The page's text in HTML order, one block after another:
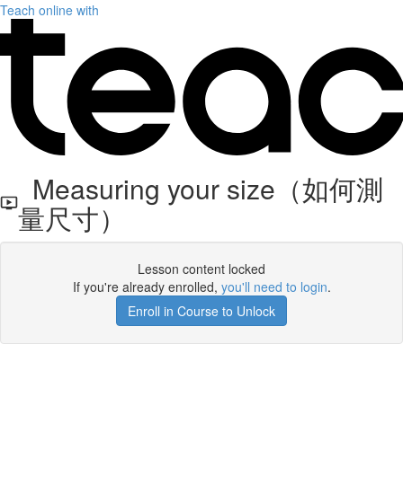
Teach online with
Measuring your size（如何測
量尺寸）
Lesson content locked
If you're already enrolled, you'll need to login.
Enroll in Course to Unlock